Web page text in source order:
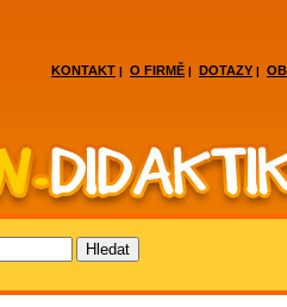
KONTAKT | O FIRMĚ | DOTAZY |